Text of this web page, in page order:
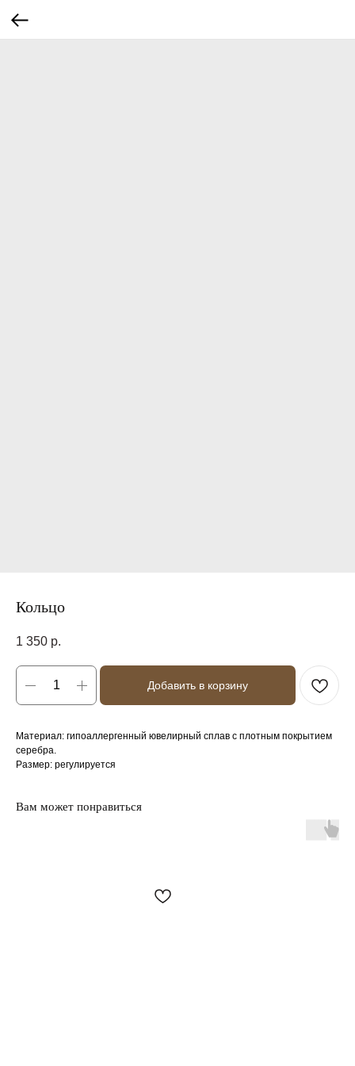
Кольцо
1 350 р.
Добавить в корзину
Материал: гипоаллергенный ювелирный сплав с плотным покрытием
серебра.
Размер: регулируется
Вам может понравиться